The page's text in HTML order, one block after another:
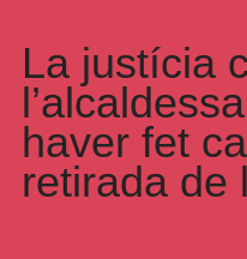
La justícia
haver fet
retirada de